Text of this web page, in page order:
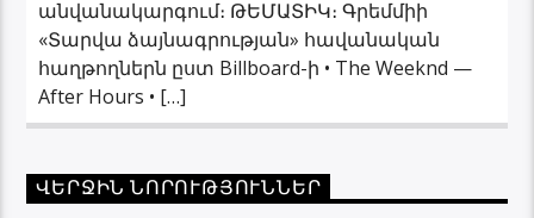
անվանակարգում։ ԹԵՄԱՏԻԿ։ Գրեմմիի
«Տարվա ձայնագրության» հավանական
հաղթողներն ըստ Billboard-ի • The Weeknd —
After Hours • […]
ՎԵՐՋԻՆ ՆՈՐՈՒԹՅՈՒՆՆԵՐ